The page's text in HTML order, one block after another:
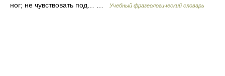
ног; не чувствовать под… …
Учебный фразеологический словарь